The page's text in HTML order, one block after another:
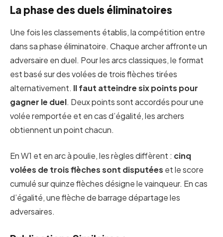
La phase des duels éliminatoires
Une fois les classements établis, la compétition entre
dans sa phase éliminatoire. Chaque archer affronte un
adversaire en duel. Pour les arcs classiques, le format
est basé sur des volées de trois flèches tirées
alternativement. Il faut atteindre six points pour
gagner le duel. Deux points sont accordés pour une
volée remportée et en cas d’égalité, les archers
obtiennent un point chacun.
En W1 et en arc à poulie, les règles diffèrent : cinq
volées de trois flèches sont disputées et le score
cumulé sur quinze flèches désigne le vainqueur. En cas
d’égalité, une flèche de barrage départage les
adversaires.